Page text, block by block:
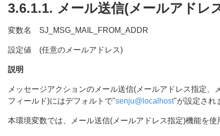
3.6.1.1. メール送信(メールアドレ
変数名 SJ_MSG_MAIL_FROM_ADDR
設定値 (任意のメールアドレス)
説明
メッセージアクションのメール送信(メールアドレス指定
フィールド)にはデフォルトで"senju@ localhost"が設定され
本環境変数では、メール送信(メールアドレス指定)機能を